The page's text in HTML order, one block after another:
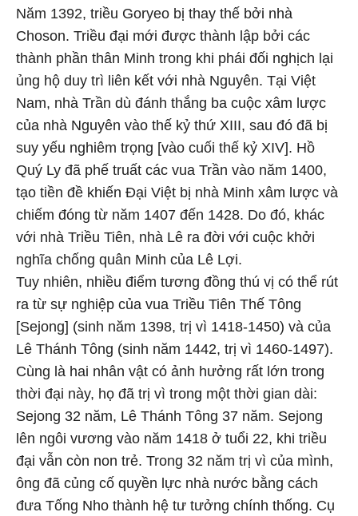
Năm 1392, triều Goryeo bị thay thế bởi nhà
Choson. Triều đại mới được thành lập bởi các
thành phần thân Minh trong khi phái đối nghịch lại
ủng hộ duy trì liên kết với nhà Nguyên. Tại Việt
Nam, nhà Trần dù đánh thắng ba cuộc xâm lược
của nhà Nguyên vào thế kỷ thứ XIII, sau đó đã bị
suy yếu nghiêm trọng [vào cuối thế kỷ XIV]. Hồ
Quý Ly đã phế truất các vua Trần vào năm 1400,
tạo tiền đề khiến Đại Việt bị nhà Minh xâm lược và
chiếm đóng từ năm 1407 đến 1428. Do đó, khác
với nhà Triều Tiên, nhà Lê ra đời với cuộc khởi
nghĩa chống quân Minh của Lê Lợi.
Tuy nhiên, nhiều điểm tương đồng thú vị có thể rút
ra từ sự nghiệp của vua Triều Tiên Thế Tông
[Sejong] (sinh năm 1398, trị vì 1418-1450) và của
Lê Thánh Tông (sinh năm 1442, trị vì 1460-1497).
Cùng là hai nhân vật có ảnh hưởng rất lớn trong
thời đại này, họ đã trị vì trong một thời gian dài:
Sejong 32 năm, Lê Thánh Tông 37 năm. Sejong
lên ngôi vương vào năm 1418 ở tuổi 22, khi triều
đại vẫn còn non trẻ. Trong 32 năm trị vì của mình,
ông đã củng cố quyền lực nhà nước bằng cách
đưa Tống Nho thành hệ tư tưởng chính thống. Cụ